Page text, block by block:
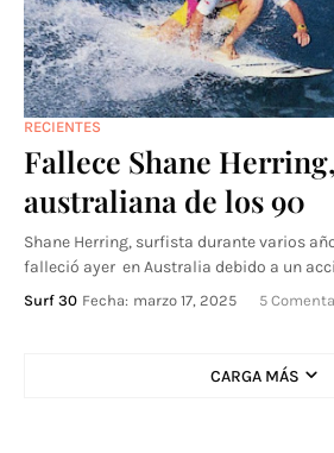
RECIENTES
Fallece Shane
australiana de los 90
Shane Herring, surfista durante varios
falleció ayer en Australia debido a un
Surf 30 Fecha: marzo 17, 2025 5
CARGA MÁS